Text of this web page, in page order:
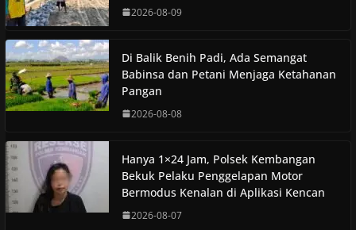
2026-08-09
Di Balik Benih Padi, Ada Semangat
Babinsa dan Petani Menjaga Ketahanan
Pangan
2026-08-08
Hanya 1×24 Jam, Polsek Kembangan
Bekuk Pelaku Penggelapan Motor
Bermodus Kenalan di Aplikasi Kencan
2026-08-07